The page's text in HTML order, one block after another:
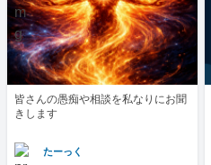
皆さんの愚痴や相談を私なりにお聞
きします
たーっく